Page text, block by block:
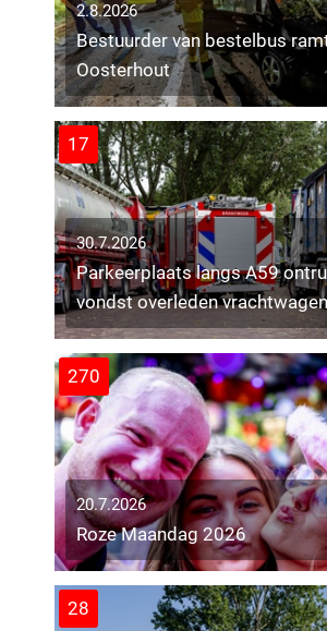
2.8.2026
Bestuurder van bestelbus
Oosterhout
17
30.7.2026
Parkeerplaats langs A59
vondst overleden
270
20.7.2026
Roze Maandag 2026
28